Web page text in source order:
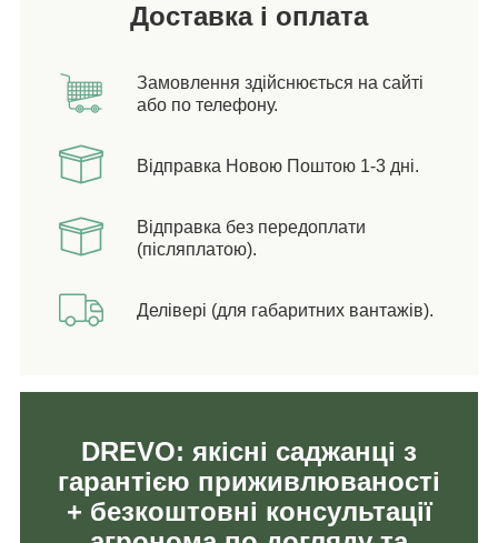
Доставка і оплата
Замовлення здійснюється на сайті
або по телефону.
Відправка Новою Поштою 1-3 дні.
Відправка без передоплати
(післяплатою).
Делівері (для габаритних вантажів).
DREVO: якісні саджанці з
гарантією приживлюваності
+ безкоштовні консультації